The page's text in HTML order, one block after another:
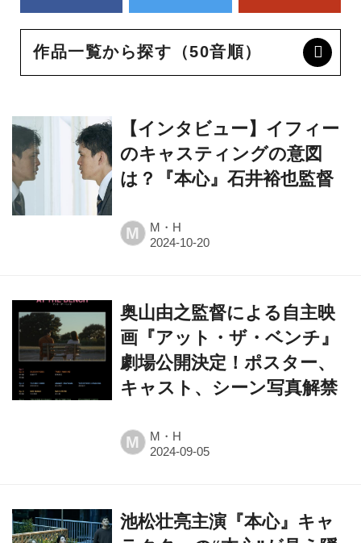
作品一覧から探す（50音順）
は？『本心』石井裕也監督
M M・H
劇場公開決定！ポスター、
キャスト、シーン写真解禁
M M・H
ラクターの“本心”が見え隠
れする相関図＆場面写真解